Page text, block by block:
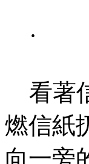
·
看著
燃信紙
向一旁